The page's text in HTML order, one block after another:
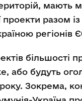
мають
проекти разом
регіонів
більшості
або будуть
Зокрема,